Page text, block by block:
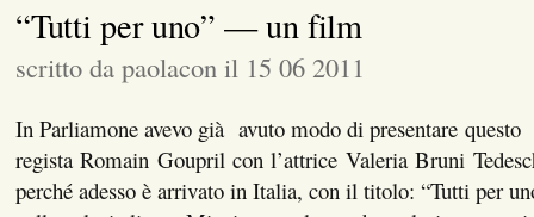
“Tutti per uno” — un film
scritto da paolacon il 15 06 2011
In Parliamone avevo già avuto modo di presentare
regista Romain Goupril con l’attrice Valeria Bruni
perché adesso è arrivato in Italia, con il titolo: “Tutti per